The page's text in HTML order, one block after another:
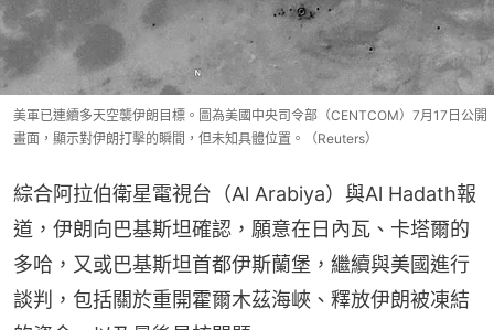
美軍已連續多天空襲伊朗目標。圖為美國中央司令部（CENTCOM）7月17日公開
畫面，顯示對伊朗打擊的瞬間，但未知具體位置。（Reuters）
綜合阿拉伯衛星電視台（Al Arabiya）與Al Hadath報
道，伊朗向巴基斯坦確認，願意在日內瓦、卡塔爾的
多哈，又或巴基斯坦首都伊斯蘭堡，繼續與美國進行
談判，包括關於重開霍爾木茲海峽、釋放伊朗被凍結